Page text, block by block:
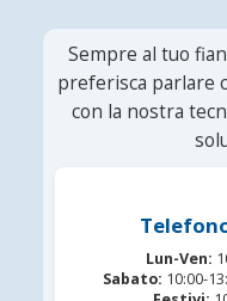
Sempre al tuo
preferisca parlare
con la nostra
Lun-Ven:
Sabato: 10:00-